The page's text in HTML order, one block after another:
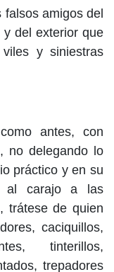
amigos del
y del exterior que
y siniestras
antes, con
no delegando lo
práctico y en su
al carajo a las
trátese de quien
caciquillos,
tinterillos,
trepadores